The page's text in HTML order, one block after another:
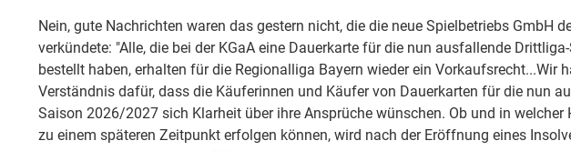
Nein, gute Nachrichten waren das gestern nicht, die die neue Spielbetriebs GmbH
verkündete: "Alle, die bei der KGaA eine Dauerkarte für die nun ausfallende
bestellt haben, erhalten für die Regionalliga Bayern wieder ein Vorkaufsrecht...Wir
Verständnis dafür, dass die Käuferinnen und Käufer von Dauerkarten für die nun
Saison 2026/2027 sich Klarheit über ihre Ansprüche wünschen. Ob und in welcher
zu einem späteren Zeitpunkt erfolgen können, wird nach der Eröffnung eines